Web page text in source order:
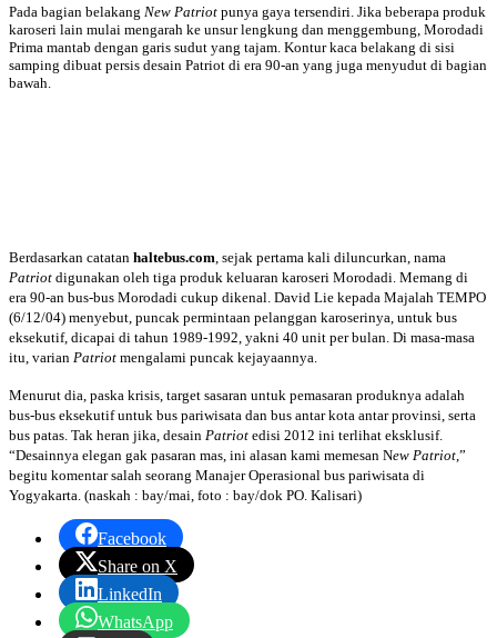
Pada bagian belakang New Patriot punya gaya tersendiri. Jika beberapa produk
karoseri lain mulai mengarah ke unsur lengkung dan menggembung, Morodadi
Prima mantab dengan garis sudut yang tajam. Kontur kaca belakang di sisi
samping dibuat persis desain Patriot di era 90-an yang juga menyudut di bagian
bawah.
Berdasarkan catatan haltebus.com , sejak pertama kali diluncurkan, nama
Patriot digunakan oleh tiga produk keluaran karoseri Morodadi. Memang di
era 90-an bus-bus Morodadi cukup dikenal. David Lie kepada Majalah TEMPO
(6/12/04) menyebut, puncak permintaan pelanggan karoserinya, untuk bus
eksekutif, dicapai di tahun 1989-1992, yakni 40 unit per bulan. Di masa-masa
itu, varian Patriot mengalami puncak kejayaannya.
Menurut dia, paska krisis, target sasaran untuk pemasaran produknya adalah
bus-bus eksekutif untuk bus pariwisata dan bus antar kota antar provinsi, serta
bus patas. Tak heran jika, desain Patriot edisi 2012 ini terlihat eksklusif.
“Desainnya elegan gak pasaran mas, ini alasan kami memesan New Patriot ,”
begitu komentar salah seorang Manajer Operasional bus pariwisata di
Yogyakarta. (naskah : bay/mai, foto : bay/dok PO. Kalisari)
Facebook
Share on X
LinkedIn
WhatsApp